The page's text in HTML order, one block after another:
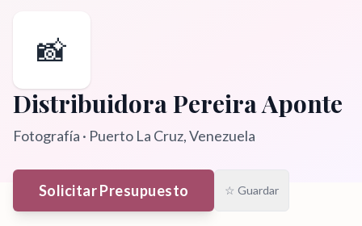
📸
Distribuidora Pereira Aponte
Fotografía · Puerto La Cruz, Venezuela
Solicitar Presupuesto ☆ Guardar